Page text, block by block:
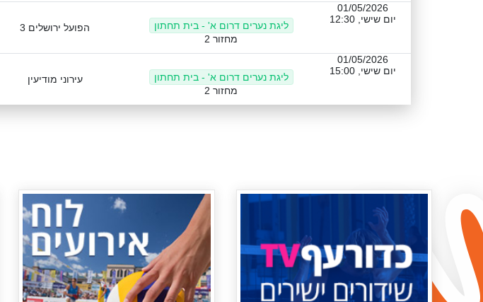
01/05/2026
יום שישי, 12:30
ליגת נערים דרום א' - בית תחתון
מחזור 2
הפועל ירושלים 3
01/05/2026
יום שישי, 15:00
ליגת נערים דרום א' - בית תחתון
מחזור 2
עירוני מודיעין